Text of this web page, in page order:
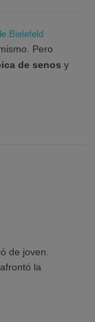
Bielefeld
Pero
de senos y
de joven.
la